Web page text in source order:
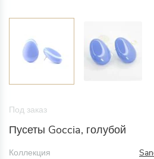
Под заказ
Пусеты Goccia, голубой
Коллекция